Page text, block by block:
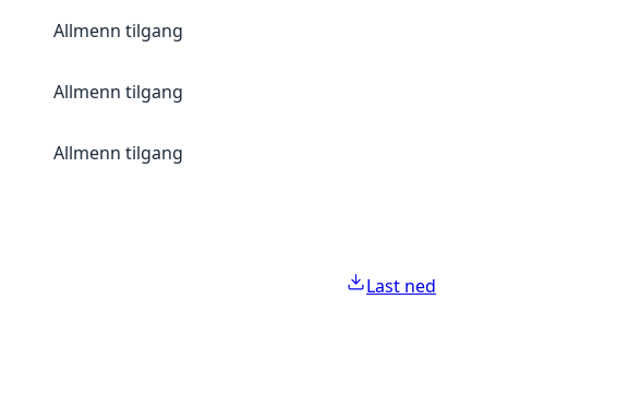
Allmenn tilgang
Allmenn tilgang
Allmenn tilgang
Last ned